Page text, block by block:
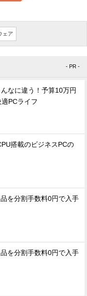
ェア
- PR -
んなに違う！予算10万円
PCライフ
搭載のビジネスPCの
を分割手数料0円で入手
を分割手数料0円で入手